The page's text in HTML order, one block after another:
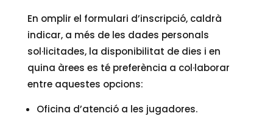
En omplir el formulari d’inscripció, caldrà
indicar, a més de les dades personals
sol·licitades, la disponibilitat de dies i en
quina àrees es té preferència a col·laborar
entre aquestes opcions:
Oficina d’atenció a les jugadores.